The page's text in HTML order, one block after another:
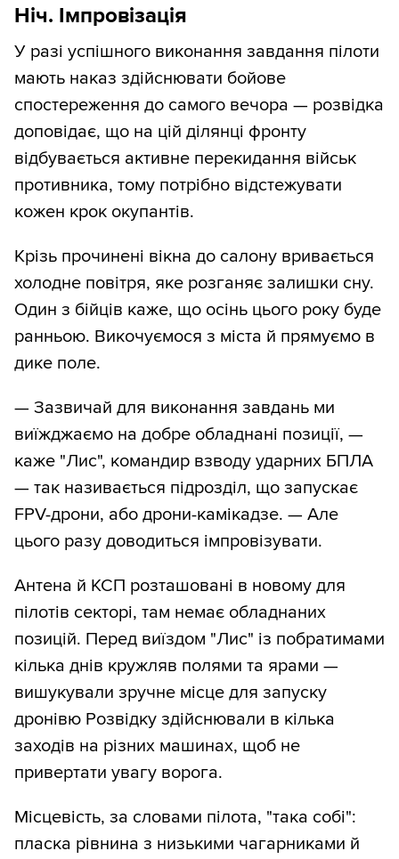
Ніч. Імпровізація
У разі успішного виконання завдання пілоти
мають наказ здійснювати бойове
спостереження до самого вечора — розвідка
доповідає, що на цій ділянці фронту
відбувається активне перекидання військ
противника, тому потрібно відстежувати
кожен крок окупантів.
Крізь прочинені вікна до салону вривається
холодне повітря, яке розганяє залишки сну.
Один з бійців каже, що осінь цього року буде
ранньою. Викочуємося з міста й прямуємо в
дике поле.
— Зазвичай для виконання завдань ми
виїжджаємо на добре обладнані позиції, —
каже "Лис", командир взводу ударних БПЛА
— так називається підрозділ, що запускає
FPV-дрони, або дрони-камікадзе. — Але
цього разу доводиться імпровізувати.
Антена й КСП розташовані в новому для
пілотів секторі, там немає обладнаних
позицій. Перед виїздом "Лис" із побратимами
кілька днів кружляв полями та ярами —
вишукували зручне місце для запуску
дронівю Розвідку здійснювали в кілька
заходів на різних машинах, щоб не
привертати увагу ворога.
Місцевість, за словами пілота, "така собі":
пласка рівнина з низькими чагарниками й